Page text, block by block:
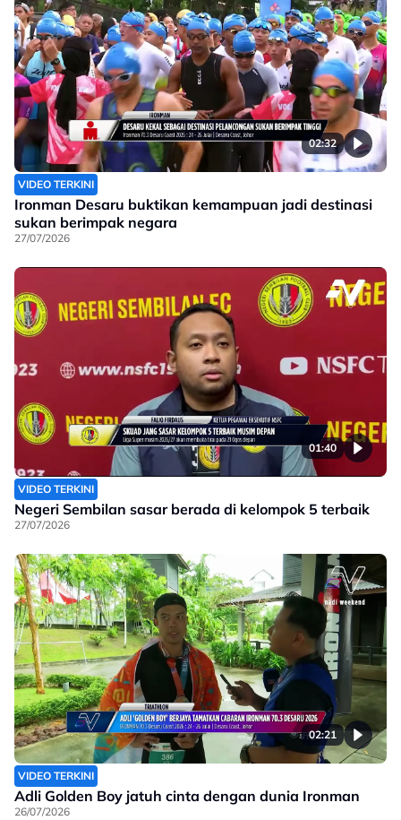
02:32
VIDEO TERKINI
Ironman Desaru buktikan kemampuan jadi destinasi
sukan berimpak negara
27/07/2026
01:40
VIDEO TERKINI
Negeri Sembilan sasar berada di kelompok 5 terbaik
27/07/2026
02:21
VIDEO TERKINI
Adli Golden Boy jatuh cinta dengan dunia Ironman
26/07/2026